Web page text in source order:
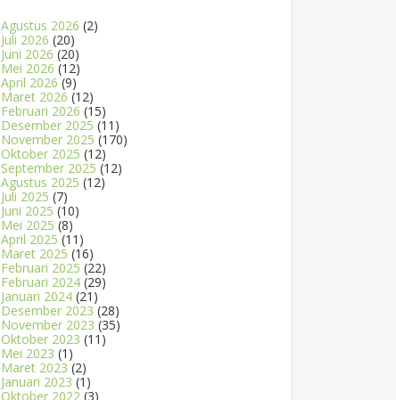
Agustus 2026 (2)
Juli 2026 (20)
Juni 2026 (20)
Mei 2026 (12)
April 2026 (9)
Maret 2026 (12)
Februari 2026 (15)
Desember 2025 (11)
November 2025 (170)
Oktober 2025 (12)
September 2025 (12)
Agustus 2025 (12)
Juli 2025 (7)
Juni 2025 (10)
Mei 2025 (8)
April 2025 (11)
Maret 2025 (16)
Februari 2025 (22)
Februari 2024 (29)
Januari 2024 (21)
Desember 2023 (28)
November 2023 (35)
Oktober 2023 (11)
Mei 2023 (1)
Maret 2023 (2)
Januari 2023 (1)
Oktober 2022 (3)